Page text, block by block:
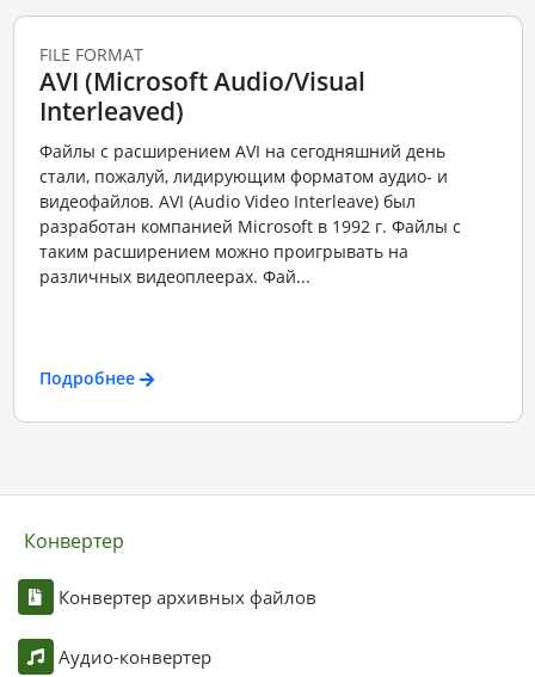
FILE FORMAT
AVI (Microsoft Audio/Visual
Interleaved)
Файлы с расширением AVI на сегодняшний день
стали, пожалуй, лидирующим форматом аудио- и
видеофайлов. AVI (Audio Video Interleave) был
разработан компанией Microsoft в 1992 г. Файлы с
таким расширением можно проигрывать на
различных видеоплеерах. Фай...
Подробнее
Конвертер
Конвертер архивных файлов
Аудио-конвертер